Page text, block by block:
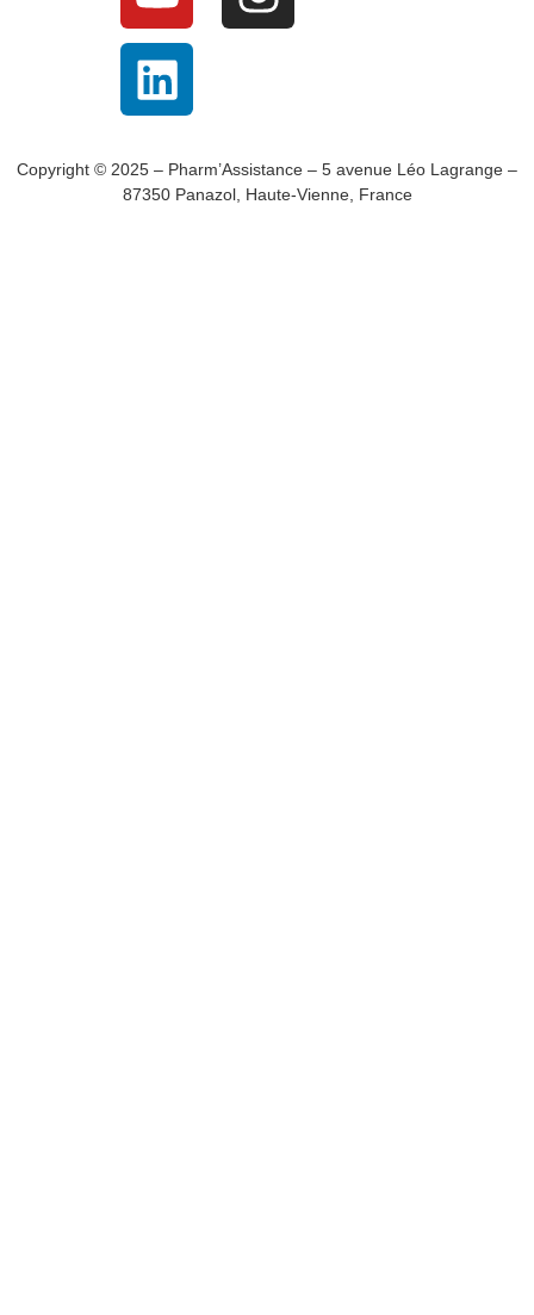
Copyright © 2025 – Pharm’Assistance – 5 avenue Léo Lagrange –
87350 Panazol, Haute-Vienne, France